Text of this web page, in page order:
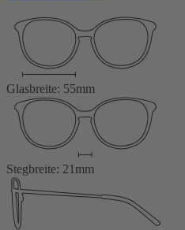
Glasbreite: 55mm
Stegbreite: 21mm